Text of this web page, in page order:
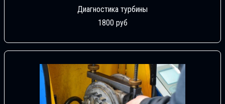
Диагностика турбины
1800 руб